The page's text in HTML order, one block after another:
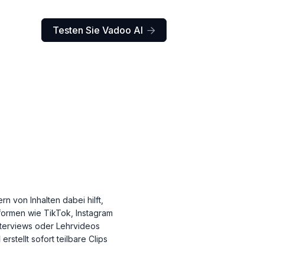
Testen Sie Vadoo AI 
von Inhalten dabei hilft,
wie TikTok, Instagram
oder Lehrvideos
sofort teilbare Clips